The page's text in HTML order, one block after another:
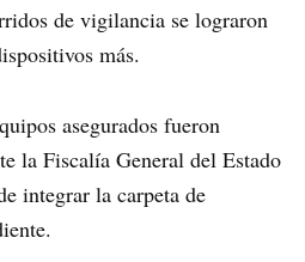
de vigilancia se lograron
más.
asegurados fueron
la Fiscalía General del Estado
integrar la carpeta de